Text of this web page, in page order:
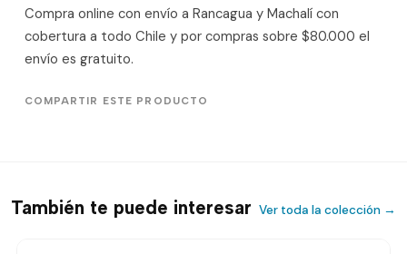
Compra online con envío a Rancagua y Machalí con
cobertura a todo Chile y por compras sobre $80.000 el
envío es gratuito.
COMPARTIR ESTE PRODUCTO
También te puede interesar Ver toda la colección →